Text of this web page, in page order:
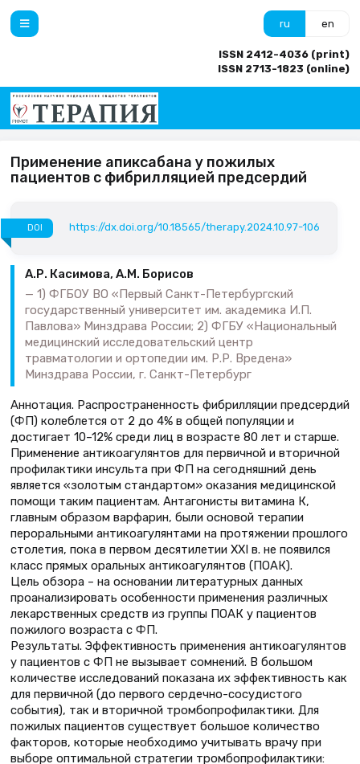
ru en
ISSN 2412-4036 (print)
ISSN 2713-1823 (online)
Применение апиксабана у пожилых
пациентов с фибрилляцией предсердий
DOI https://dx.doi.org/10.18565/therapy.2024.10.97-106
А.Р. Касимова, А.М. Борисов
1) ФГБОУ ВО «Первый Санкт-Петербургский
государственный университет им. академика И.П.
Павлова» Минздрава России; 2) ФГБУ «Национальный
медицинский исследовательский центр
травматологии и ортопедии им. Р.Р. Вредена»
Минздрава России, г. Санкт-Петербург
Аннотация. Распространенность фибрилляции предсердий
(ФП) колеблется от 2 до 4% в общей популяции и
достигает 10–12% среди лиц в возрасте 80 лет и старше.
Применение антикоагулянтов для первичной и вторичной
профилактики инсульта при ФП на сегодняшний день
является «золотым стандартом» оказания медицинской
помощи таким пациентам. Антагонисты витамина К,
главным образом варфарин, были основой терапии
пероральными антикоагулянтами на протяжении прошлого
столетия, пока в первом десятилетии XXI в. не появился
класс прямых оральных антикоагулянтов (ПОАК).
Цель обзора – на основании литературных данных
проанализировать особенности применения различных
лекарственных средств из группы ПОАК у пациентов
пожилого возраста с ФП.
Результаты. Эффективность применения антикоагулянтов
у пациентов с ФП не вызывает сомнений. В большом
количестве исследований показана их эффективность как
для первичной (до первого сердечно-сосудистого
события), так и вторичной тромбопрофилактики. Для
пожилых пациентов существует большое количество
факторов, которые необходимо учитывать врачу при
выборе оптимальной стратегии тромбопрофилактики: